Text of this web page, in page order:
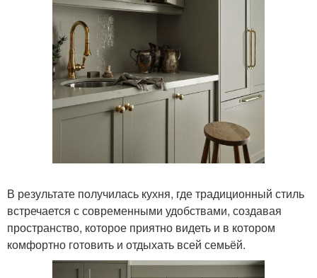
В результате получилась кухня, где традиционный стиль
встречается с современными удобствами, создавая
пространство, которое приятно видеть и в котором
комфортно готовить и отдыхать всей семьёй.